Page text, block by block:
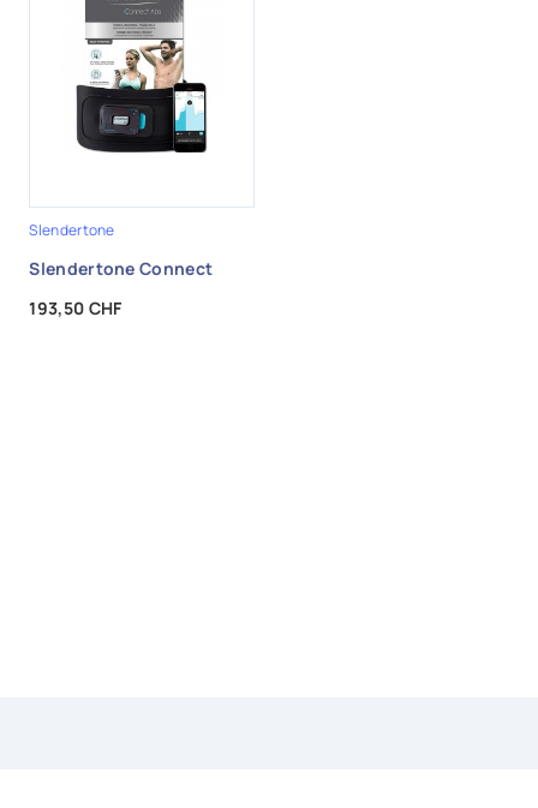
Slendertone
Slendertone Connect
Prix
193,50 CHF